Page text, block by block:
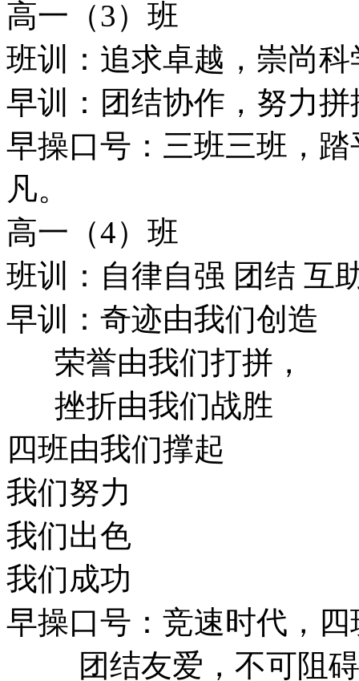
高一（3）班
班训：追求卓越，崇尚科
早训：团结协作，努力
早操口号：三班三班，
凡。
高一（4）班
班训：自律自强 团结 互
早训：奇迹由我们创造
荣誉由我们打拼，
挫折由我们战胜
四班由我们撑起
我们努力
我们出色
我们成功
早操口号：竞速时代，四
团结友爱，不可阻碍